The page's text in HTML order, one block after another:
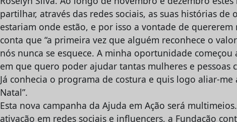
partilhar, através das redes sociais, as suas histórias
estariam onde estão, e por isso a vontade de
conta que “a primeira vez que alguém reconhece o
nós nunca se esquece. A minha oportunidade
em que quero poder ajudar tantas mulheres e pessoas
Já conhecia o programa de costura e quis logo aliar-me
Natal”.
Esta nova campanha da Ajuda em Ação será
ativação em redes sociais e influencers, a Fundação